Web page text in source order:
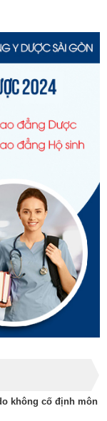
không cố định môn